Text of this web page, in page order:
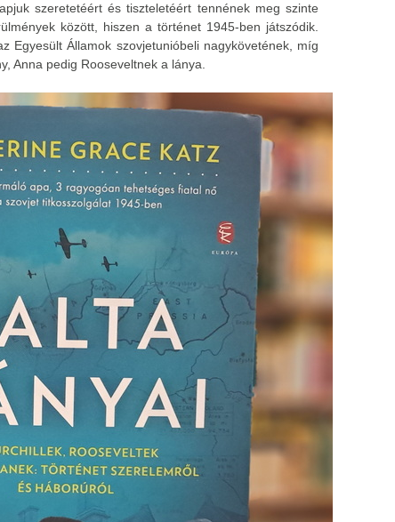
szeretetéért és tiszteletéért tennének meg szinte
között, hiszen a történet 1945-ben játszódik.
Egyesült Államok szovjetunióbeli nagykövetének, míg
Anna pedig Rooseveltnek a lánya.